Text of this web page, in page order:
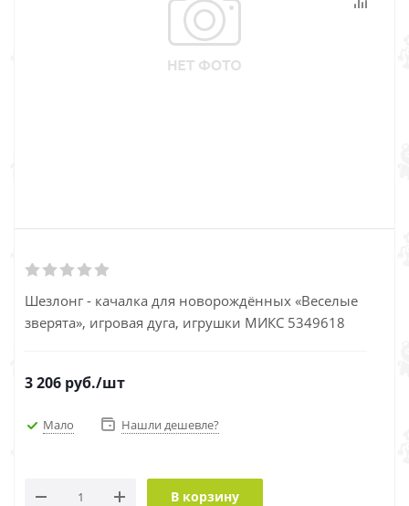
Шезлонг - качалка для новорождённых «Веселые
зверята», игровая дуга, игрушки МИКС 5349618
3 206 руб./шт
Мало Нашли дешевле?
В корзину